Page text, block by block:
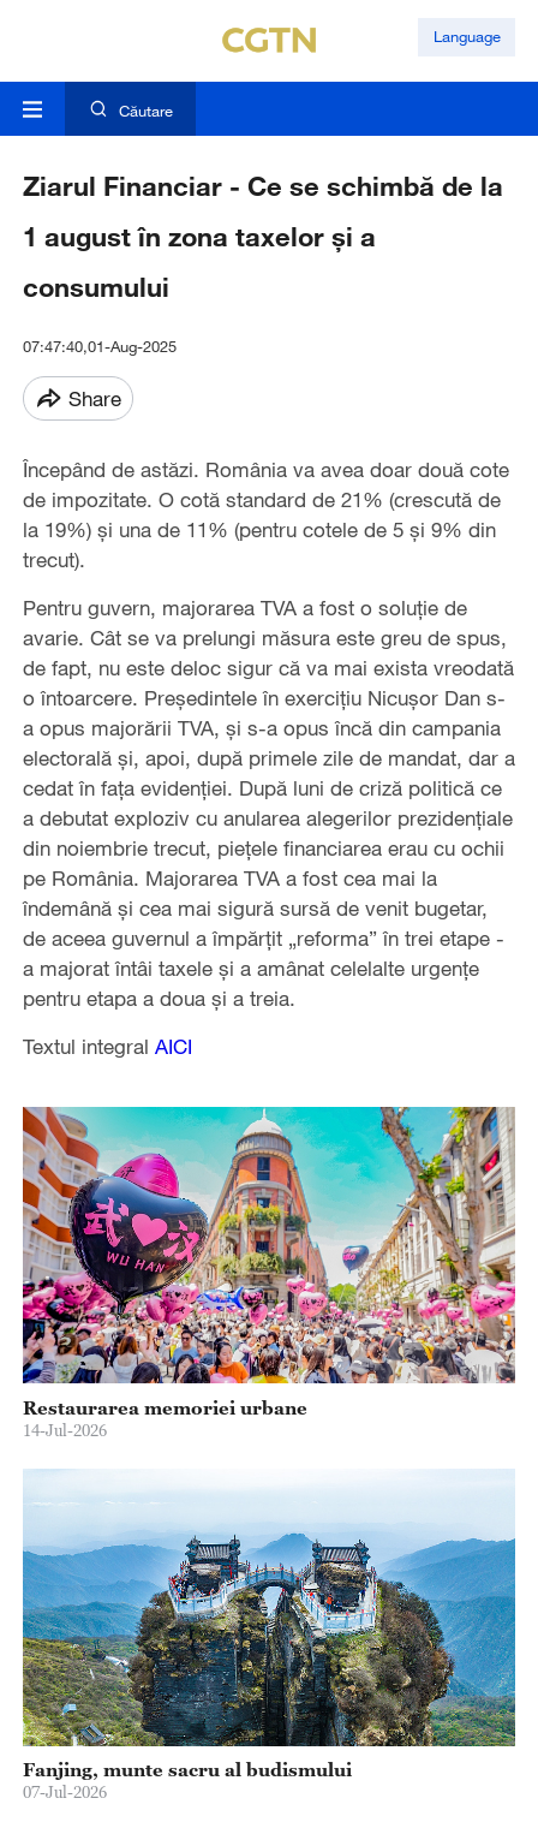
Language
Căutare
Ziarul Financiar - Ce se schimbă de la
1 august în zona taxelor şi a
consumului
07:47:40,01-Aug-2025
Share
Începând de astăzi. România va avea doar două cote
de impozitate. O cotă standard de 21% (crescută de
la 19%) şi una de 11% (pentru cotele de 5 şi 9% din
trecut).
Pentru guvern, majorarea TVA a fost o soluţie de
avarie. Cât se va prelungi măsura este greu de spus,
de fapt, nu este deloc sigur că va mai exista vreodată
o întoarcere. Preşedintele în exerciţiu Nicuşor Dan s-
a opus majorării TVA, şi s-a opus încă din campania
electorală şi, apoi, după primele zile de mandat, dar a
cedat în faţa evidenţiei. După luni de criză politică ce
a debutat exploziv cu anularea alegerilor prezidenţiale
din noiembrie trecut, pieţele financiarea erau cu ochii
pe România. Majorarea TVA a fost cea mai la
îndemână şi cea mai sigură sursă de venit bugetar,
de aceea guvernul a împărţit „reforma” în trei etape -
a majorat întâi taxele şi a amânat celelalte urgenţe
pentru etapa a doua şi a treia.
Textul integral AICI
Restaurarea memoriei urbane
14-Jul-2026
Fanjing, munte sacru al budismului
07-Jul-2026